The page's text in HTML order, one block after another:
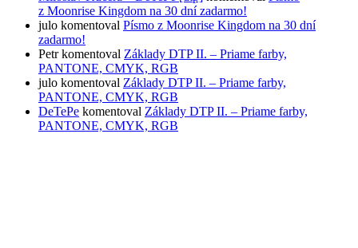
z Moonrise Kingdom na 30 dní zadarmo!
julo komentoval Písmo z Moonrise Kingdom na 30 dní
zadarmo!
Petrkomentoval Základy DTP II. – Priame farby,
PANTONE, CMYK, RGB
julo komentoval Základy DTP II. – Priame farby,
PANTONE, CMYK, RGB
DeTePe komentoval Základy DTP II. – Priame farby,
PANTONE, CMYK, RGB